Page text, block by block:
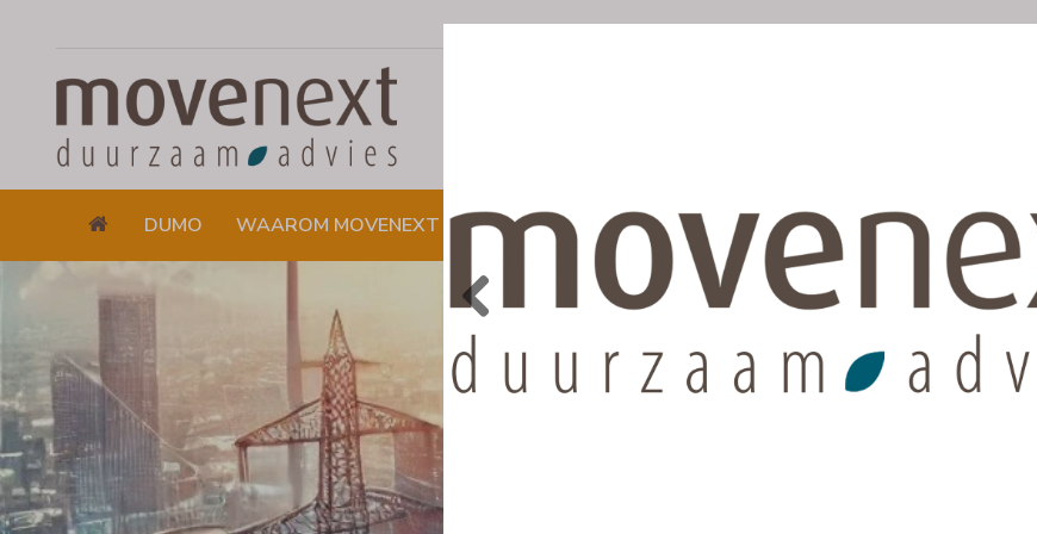
DUMO WAAROM MOVENEXT DUURZAAM ADVIES PROJECTEN OVER ONS TIPS